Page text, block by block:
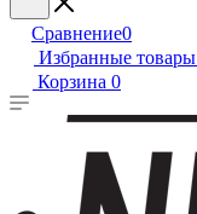
Сравнение0
Избранные товары
Корзина 0